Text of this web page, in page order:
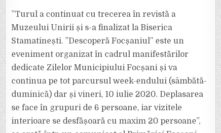
”Turul a continuat cu trecerea în revistă a
Muzeului Unirii și s-a finalizat la Biserica
Stamatinești. ”Descoperă Focșaniul” este un
eveniment organizat în cadrul manifestărilor
dedicate Zilelor Municipiului Focșani și va
continua pe tot parcursul week-endului (sâmbătă-
duminică) dar și vineri, 10 iulie 2020. Deplasarea
se face în grupuri de 6 persoane, iar vizitele
interioare se desfășoară cu maxim 20 persoane”,